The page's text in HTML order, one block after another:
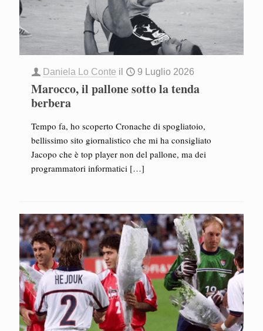
Daniela Lo Conte il 9 Luglio 2026
Marocco, il pallone sotto la tenda
berbera
Tempo fa, ho scoperto Cronache di spogliatoio,
bellissimo sito giornalistico che mi ha consigliato
Jacopo che è top player non del pallone, ma dei
programmatori informatici […]